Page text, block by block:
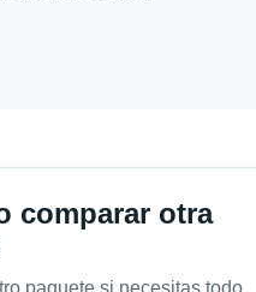
comparar otra
paquete si necesitas todo